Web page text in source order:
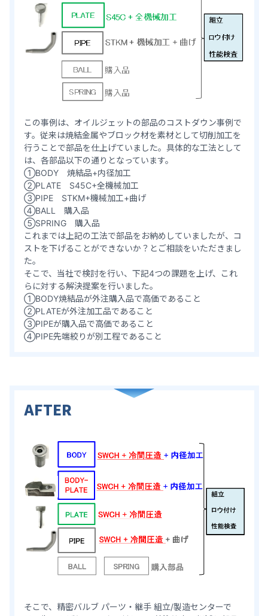
この事例は、オイルジェットの部品のコストダウン事例で
す。従来は焼結金属やブロック材を素材として切削加工を
行うことで部品を仕上げていました。具体的な工法として
は、各部品以下の通りとなっています。
①BODY 焼結品+内径加工
②PLATE S45C+全機械加工
③PIPE STKM+機械加工+曲げ
④BALL 購入品
⑤SPRING 購入品
これまでは上記の工法で部品をお納めしていましたが、コ
ストを下げることができないか？とご相談をいただきまし
た。
そこで、当社で検討を行い、下記4つの課題を上げ、これ
らに対する解決提案を行いました。
①BODY焼結品が外注購入品で高価であること
②PLATEが外注加工品であること
③PIPEが購入品で高価であること
④PIPE先端絞りが別工程であること
AFTER
そこで、精密バルブ パーツ・継手 組立/製造センターで